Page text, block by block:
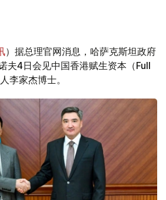
）据总理官网消息，哈萨克斯坦政府
夫4日会见中国香港赋生资本（Full
李家杰博士。